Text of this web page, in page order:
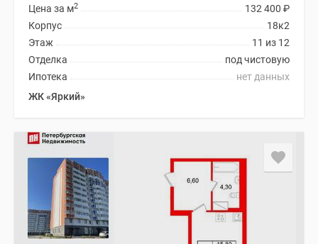
132 400 ₽
Цена за м2
18к2
Корпус
11 из 12
Этаж
под чистовую
Отделка
нет данных
Ипотека
ЖК «Яркий»